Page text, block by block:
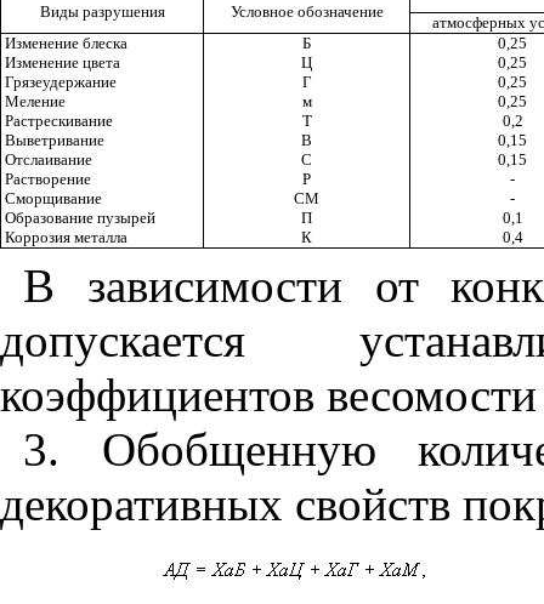
Виды разрушения Условное обозначение
атмосферных
Изменение блеска
Б
0,25
Изменение цвета
Ц
0,25
Грязеудержание
Г
0,25
Меление
м
0,25
Растрескивание
Т
0,2
Выветривание
В
0,15
Отслаивание
С
0,15
Растворение
Р
-
Сморщивание
СМ
-
Образование пузырей
П
0,1
Коррозия металла
К 0,4
В зависимости от
допускается
коэффициентов
3. Обобщенную
декоративных свойств